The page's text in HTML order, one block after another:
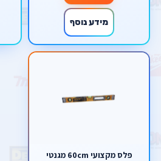
מידע נוסף
פלס מקצועי 60cm מגנטי